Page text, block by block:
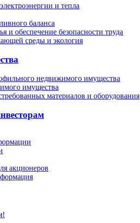
и тепла
баланса
и обеспечение безопасности труда
среды и экология
недвижимого имущества
имущества
материалов и оборудования
акционеров